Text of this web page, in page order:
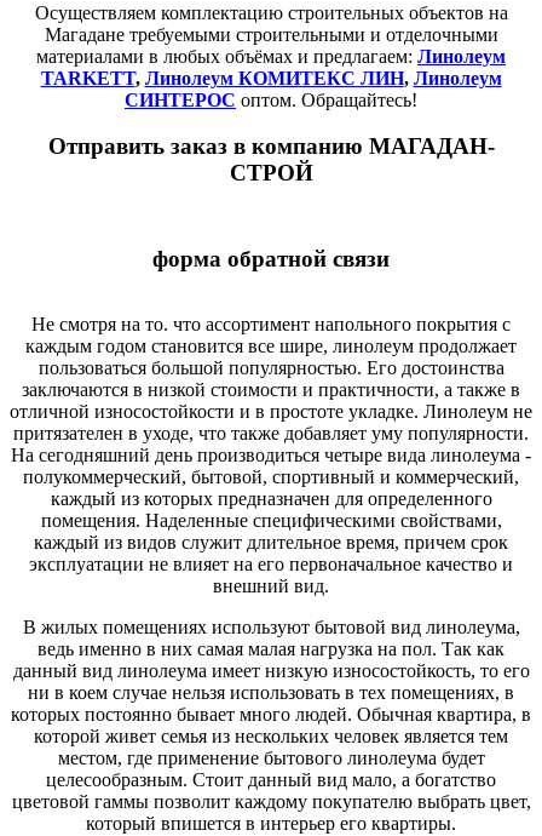
Осуществляем комплектацию строительных объектов на
Магадане требуемыми строительными и отделочными
материалами в любых объёмах и предлагаем: Линолеум
TARKETT, Линолеум КОМИТЕКС ЛИН, Линолеум
СИНТЕРОС оптом. Обращайтесь!
Отправить заказ в компанию МАГАДАН-
СТРОЙ
форма обратной связи
Не смотря на то. что ассортимент напольного покрытия с
каждым годом становится все шире, линолеум продолжает
пользоваться большой популярностью. Его достоинства
заключаются в низкой стоимости и практичности, а также в
отличной износостойкости и в простоте укладке. Линолеум не
притязателен в уходе, что также добавляет уму популярности.
На сегодняшний день производиться четыре вида линолеума -
полукоммерческий, бытовой, спортивный и коммерческий,
каждый из которых предназначен для определенного
помещения. Наделенные специфическими свойствами,
каждый из видов служит длительное время, причем срок
эксплуатации не влияет на его первоначальное качество и
внешний вид.
В жилых помещениях используют бытовой вид линолеума,
ведь именно в них самая малая нагрузка на пол. Так как
данный вид линолеума имеет низкую износостойкость, то его
ни в коем случае нельзя использовать в тех помещениях, в
которых постоянно бывает много людей. Обычная квартира, в
которой живет семья из нескольких человек является тем
местом, где применение бытового линолеума будет
целесообразным. Стоит данный вид мало, а богатство
цветовой гаммы позволит каждому покупателю выбрать цвет,
который впишется в интерьер его квартиры.